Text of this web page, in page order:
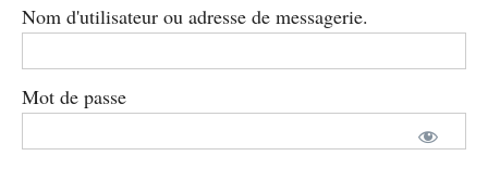
Nom d'utilisateur ou adresse de messagerie.
Mot de passe